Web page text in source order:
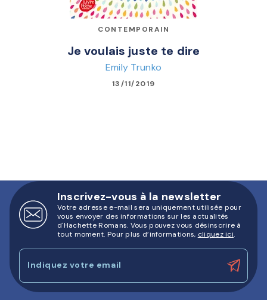
CONTEMPORAIN
Je voulais juste te dire
Emily Trunko
13/11/2019
Inscrivez-vous à la newsletter
Votre adresse e-mail sera uniquement utilisée pour
vous envoyer des informations sur les actualités
d'Hachette Romans. Vous pouvez vous désinscrire à
tout moment. Pour plus d’informations, cliquez ici.
Indiquez votre email